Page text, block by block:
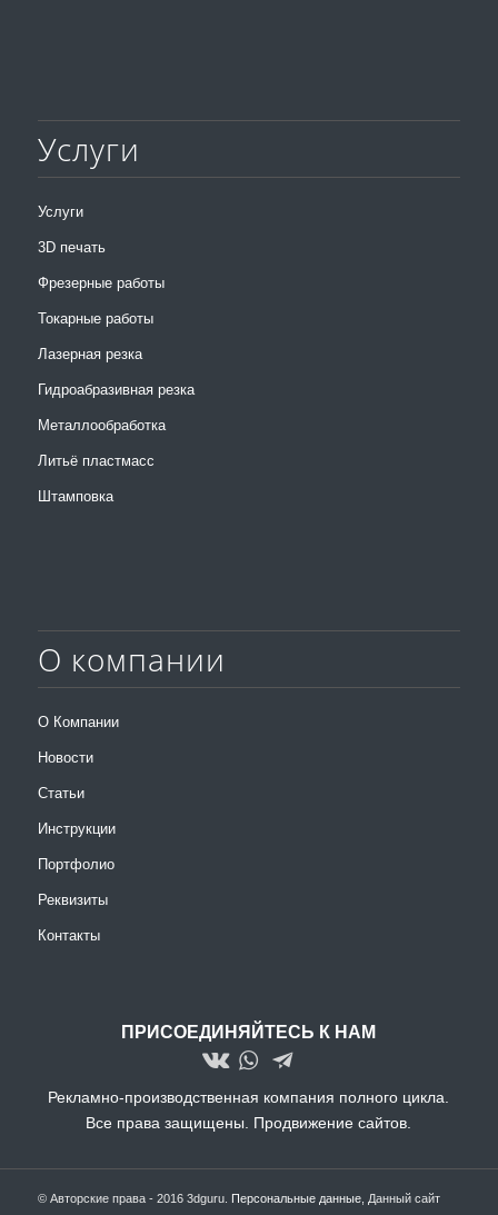
Услуги
Услуги
3D печать
Фрезерные работы
Токарные работы
Лазерная резка
Гидроабразивная резка
Металлообработка
Литьё пластмасс
Штамповка
О компании
О Компании
Новости
Статьи
Инструкции
Портфолио
Реквизиты
Контакты
ПРИСОЕДИНЯЙТЕСЬ К НАМ
Рекламно-производственная компания полного цикла.
Все права защищены. Продвижение сайтов.
© Авторские права - 2016 3dguru. Персональные данные, Данный сайт